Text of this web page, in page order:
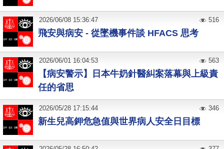
飛安與病安 - 從墜機事件談 HFACS 思考
2026/06/08 15:36:47 516
【病安警示】日本牛奶針醫糾案落幕與上級責
任的省思
2026/06/01 16:04:53 563
新生兒高鉀危急值與世界病人安全日目標
2026/05/28 17:15:44 346